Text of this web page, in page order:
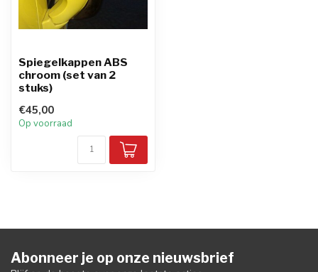
Spiegelkappen ABS
chroom (set van 2
stuks)
€45,00
Op voorraad
Abonneer je op onze nieuwsbrief